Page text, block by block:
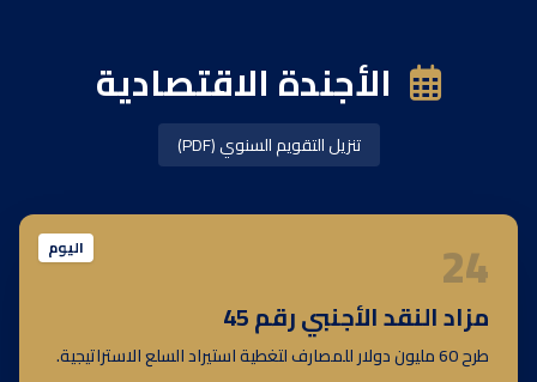
الأجندة الاقتصادية
تنزيل التقويم السنوي (PDF)
اليوم 24
مزاد النقد الأجنبي رقم 45
طرح 60 مليون دولار للمصارف لتغطية استيراد السلع الاستراتيجية.